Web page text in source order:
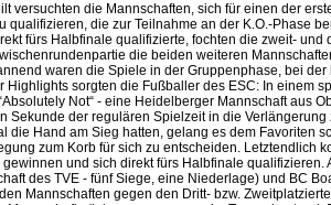
versuchten die Mannschaften, sich für einen der
qualifizieren, die zur Teilnahme an der K.O.-Phase
fürs Halbfinale qualifizierte, fochten die zweit- und
die beiden weiteren
waren die Spiele in der Gruppenphase, bei der
Highlights sorgten die Fußballer des ESC: In einem
Not“ - eine Heidelberger Mannschaft aus
Sekunde der regulären Spielzeit in die
die Hand am Sieg hatten, gelang es dem Favoriten
zum Korb für sich zu entscheiden. Letztendlich
und sich direkt fürs Halbfinale qualifizieren.
des TVE - fünf Siege, eine Niederlage) und BC
Mannschaften gegen den Dritt- bzw.